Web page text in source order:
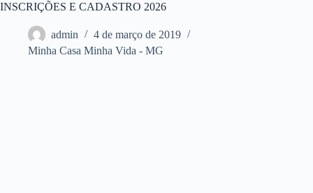
INSCRIÇÕES E CADASTRO 2026
admin
4 de março de 2019
Minha Casa Minha Vida - MG